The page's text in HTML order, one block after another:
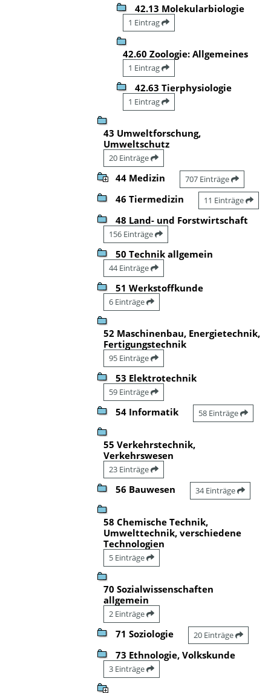
42.13 Molekularbiologie
1 Eintrag
42.60 Zoologie: Allgemeines
1 Eintrag
42.63 Tierphysiologie
1 Eintrag
43 Umweltforschung,
Umweltschutz
20 Einträge
44 Medizin 707 Einträge
46 Tiermedizin 11 Einträge
48 Land- und Forstwirtschaft
156 Einträge
50 Technik allgemein
44 Einträge
51 Werkstoffkunde
6 Einträge
52 Maschinenbau, Energietechnik,
Fertigungstechnik
95 Einträge
53 Elektrotechnik
59 Einträge
54 Informatik 58 Einträge
55 Verkehrstechnik,
Verkehrswesen
23 Einträge
56 Bauwesen 34 Einträge
58 Chemische Technik,
Umwelttechnik, verschiedene
Technologien
5 Einträge
70 Sozialwissenschaften
allgemein
2 Einträge
71 Soziologie 20 Einträge
73 Ethnologie, Volkskunde
3 Einträge